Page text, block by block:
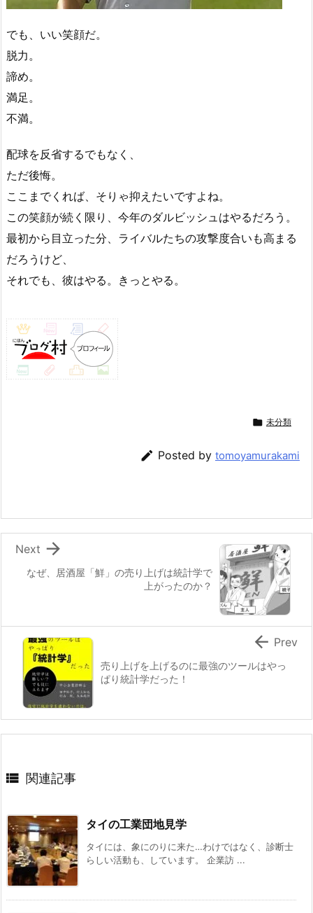
でも、いい笑顔だ。
脱力。
諦め。
満足。
不満。
配球を反省するでもなく、
ただ後悔。
ここまでくれば、そりゃ抑えたいですよね。
この笑顔が続く限り、今年のダルビッシュはやるだろう。
最初から目立った分、ライバルたちの攻撃度合いも高まる
だろうけど、
それでも、彼はやる。きっとやる。
 未分類
 Posted by tomoyamurakami
なぜ、居酒屋「鮮」の売り上げは統計学で
上がったのか？

Next
売り上げを上げるのに最強のツールはやっ
ぱり統計学だった！
 Prev
 関連記事
タイの工業団地見学
タイには、象にのりに来た…わけではなく、診断士
らしい活動も、しています。 企業訪 ...